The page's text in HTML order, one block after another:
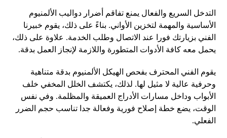
التدخل السريع والفعال يمنع تفاقم أضرار دواليب الألمنيوم
الأساسية والمهمة لتخزين الأواني. بناءً على ذلك، يقوم خبيرنا
الفني بزيارتك فورا عند الاتصال وطلب الخدمة. علاوة على ذلك،
يحمل معه كافة الأدوات المتطورة واللازمة لإنجاز العمل بدقة.
يقوم الفني المحترف بفحص الهيكل الألمنيوم بدقة متناهية
وحرفية عالية لا مثيل لها. لذلك، يكتشف الخلل المخفي خلف
الأبواب وداخل مسارات الأدراج العميقة والمظلمة. وفي نفس
الوقت، يضع خطة إصلاح فورية وفعالة جدا تناسب حجم الضرر
الفعلي.